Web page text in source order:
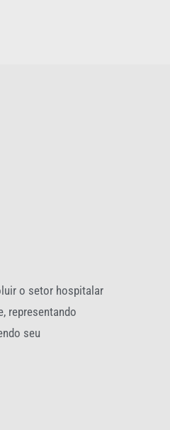
o setor hospitalar
representando
seu